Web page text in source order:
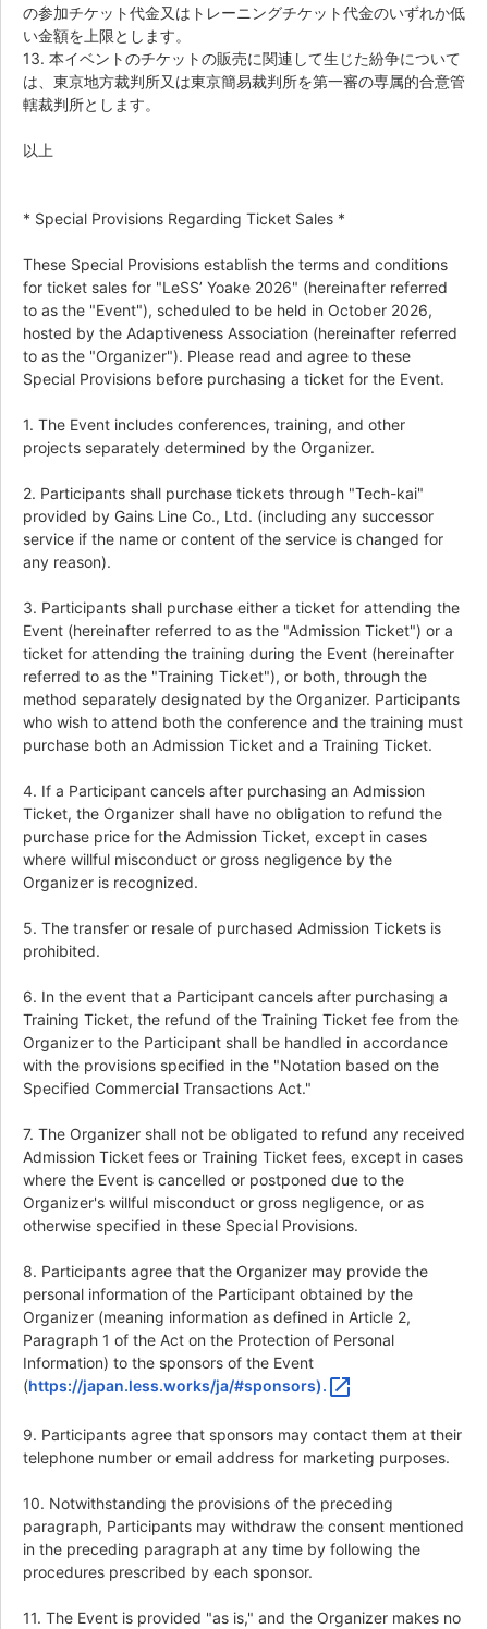
の参加チケット代金又はトレーニングチケット代金のいずれか低
い金額を上限とします。
13. 本イベントのチケットの販売に関連して生じた紛争について
は、東京地方裁判所又は東京簡易裁判所を第一審の専属的合意管
轄裁判所とします。
以上
* Special Provisions Regarding Ticket Sales *
These Special Provisions establish the terms and conditions
for ticket sales for "LeSS’ Yoake 2026" (hereinafter referred
to as the "Event"), scheduled to be held in October 2026,
hosted by the Adaptiveness Association (hereinafter referred
to as the "Organizer"). Please read and agree to these
Special Provisions before purchasing a ticket for the Event.
1. The Event includes conferences, training, and other
projects separately determined by the Organizer.
2. Participants shall purchase tickets through "Tech-kai"
provided by Gains Line Co., Ltd. (including any successor
service if the name or content of the service is changed for
any reason).
3. Participants shall purchase either a ticket for attending the
Event (hereinafter referred to as the "Admission Ticket") or a
ticket for attending the training during the Event (hereinafter
referred to as the "Training Ticket"), or both, through the
method separately designated by the Organizer. Participants
who wish to attend both the conference and the training must
purchase both an Admission Ticket and a Training Ticket.
4. If a Participant cancels after purchasing an Admission
Ticket, the Organizer shall have no obligation to refund the
purchase price for the Admission Ticket, except in cases
where willful misconduct or gross negligence by the
Organizer is recognized.
5. The transfer or resale of purchased Admission Tickets is
prohibited.
6. In the event that a Participant cancels after purchasing a
Training Ticket, the refund of the Training Ticket fee from the
Organizer to the Participant shall be handled in accordance
with the provisions specified in the "Notation based on the
Specified Commercial Transactions Act."
7. The Organizer shall not be obligated to refund any received
Admission Ticket fees or Training Ticket fees, except in cases
where the Event is cancelled or postponed due to the
Organizer's willful misconduct or gross negligence, or as
otherwise specified in these Special Provisions.
8. Participants agree that the Organizer may provide the
personal information of the Participant obtained by the
Organizer (meaning information as defined in Article 2,
Paragraph 1 of the Act on the Protection of Personal
Information) to the sponsors of the Event
(https://japan.less.works/ja/#sponsors). open_in_new
9. Participants agree that sponsors may contact them at their
telephone number or email address for marketing purposes.
10. Notwithstanding the provisions of the preceding
paragraph, Participants may withdraw the consent mentioned
in the preceding paragraph at any time by following the
procedures prescribed by each sponsor.
11. The Event is provided "as is," and the Organizer makes no